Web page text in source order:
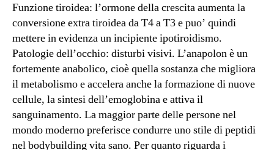
Funzione tiroidea: l’ormone della crescita aumenta la
conversione extra tiroidea da T4 a T3 e puo’ quindi
mettere in evidenza un incipiente ipotiroidismo.
Patologie dell’occhio: disturbi visivi. L’anapolon è un
fortemente anabolico, cioè quella sostanza che migliora
il metabolismo e accelera anche la formazione di nuove
cellule, la sintesi dell’emoglobina e attiva il
sanguinamento. La maggior parte delle persone nel
mondo moderno preferisce condurre uno stile di peptidi
nel bodybuilding vita sano. Per quanto riguarda i